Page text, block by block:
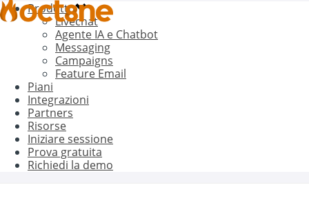
Prodotto
Livechat
Agente IA e Chatbot
Messaging
Campaigns
Feature Email
Piani
Integrazioni
Partners
Risorse
Iniziare sessione
Prova gratuita
Richiedi la demo